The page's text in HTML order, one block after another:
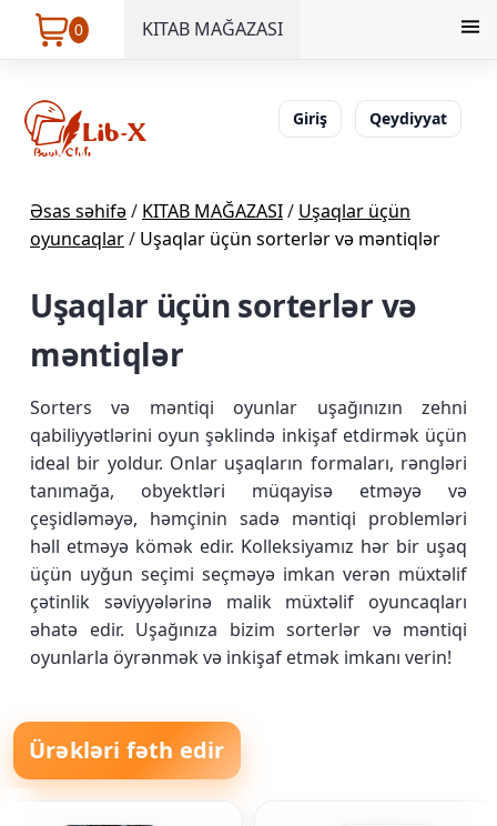
0 KITAB MAĞAZASI
Giriş Qeydiyyat
Əsas səhifə/ KITAB MAĞAZASI/ Uşaqlar üçün
oyuncaqlar/ Uşaqlar üçün sorterlər və məntiqlər
Uşaqlar üçün sorterlər və
məntiqlər
Sorters və məntiqi oyunlar uşağınızın zehni
qabiliyyətlərini oyun şəklində inkişaf etdirmək üçün
ideal bir yoldur. Onlar uşaqların formaları, rəngləri
tanımağa, obyektləri müqayisə etməyə və
çeşidləməyə, həmçinin sadə məntiqi problemləri
həll etməyə kömək edir. Kolleksiyamız hər bir uşaq
üçün uyğun seçimi seçməyə imkan verən müxtəlif
çətinlik səviyyələrinə malik müxtəlif oyuncaqları
əhatə edir. Uşağınıza bizim sorterlər və məntiqi
oyunlarla öyrənmək və inkişaf etmək imkanı verin!
Ürəkləri fəth edir